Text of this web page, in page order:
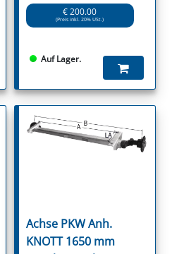
€ 200.00
(Preis inkl. 20% USt.)
Auf Lager.
Achse PKW Anh.
KNOTT 1650 mm